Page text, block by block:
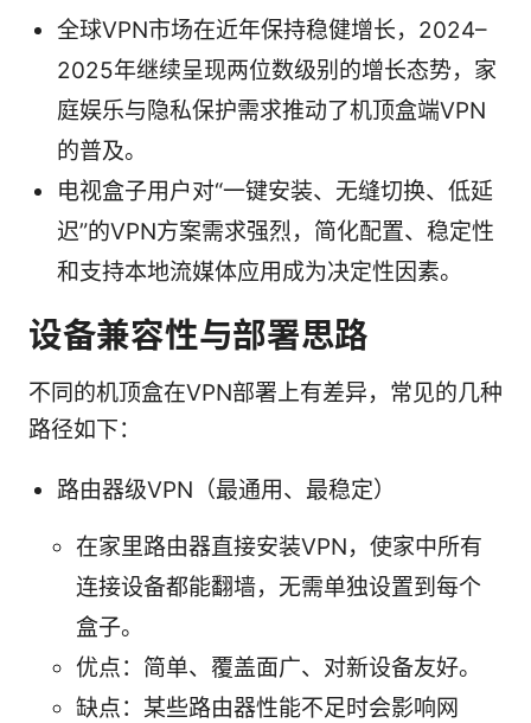
全球VPN市场在近年保持稳健增长，2024–
2025年继续呈现两位数级别的增长态势，家
庭娱乐与隐私保护需求推动了机顶盒端VPN
的普及。
电视盒子用户对“一键安装、无缝切换、低延
迟”的VPN方案需求强烈，简化配置、稳定性
和支持本地流媒体应用成为决定性因素。
设备兼容性与部署思路
不同的机顶盒在VPN部署上有差异，常见的几种
路径如下：
路由器级VPN（最通用、最稳定）
在家里路由器直接安装VPN，使家中所有
连接设备都能翻墙，无需单独设置到每个
盒子。
优点：简单、覆盖面广、对新设备友好。
缺点：某些路由器性能不足时会影响网